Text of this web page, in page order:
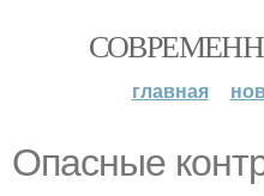
главная
Опасные